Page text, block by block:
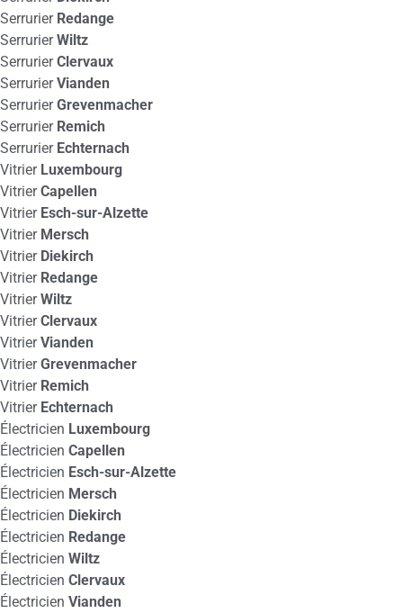
Serrurier Redange
SerrurierWiltz
SerrurierClervaux
SerrurierVianden
SerrurierGrevenmacher
Serrurier Remich
Serrurier Echternach
Vitrier Luxembourg
VitrierCapellen
Vitrier Esch-sur-Alzette
Vitrier Mersch
Vitrier Diekirch
Vitrier Redange
VitrierWiltz
VitrierClervaux
VitrierVianden
VitrierGrevenmacher
Vitrier Remich
Vitrier Echternach
Électricien Luxembourg
Électricien Capellen
Électricien Esch-sur-Alzette
Électricien Mersch
Électricien Diekirch
Électricien Redange
Électricien Wiltz
Électricien Clervaux
Électricien Vianden